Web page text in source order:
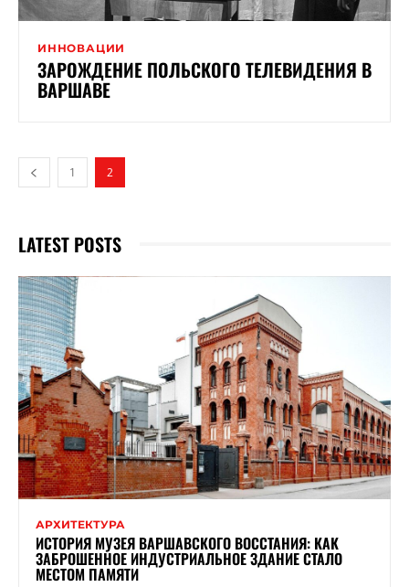
ИННОВАЦИИ
ЗАРОЖДЕНИЕ ПОЛЬСКОГО ТЕЛЕВИДЕНИЯ В
ВАРШАВЕ
1 2
LATEST POSTS
АРХИТЕКТУРА
ИСТОРИЯ МУЗЕЯ ВАРШАВСКОГО ВОССТАНИЯ: КАК
ЗАБРОШЕННОЕ ИНДУСТРИАЛЬНОЕ ЗДАНИЕ СТАЛО
МЕСТОМ ПАМЯТИ